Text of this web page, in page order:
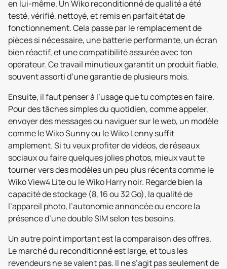
en lui-même. Un Wiko reconditionné de qualité a été
testé, vérifié, nettoyé, et remis en parfait état de
fonctionnement. Cela passe par le remplacement de
pièces si nécessaire, une batterie performante, un écran
bien réactif, et une compatibilité assurée avec ton
opérateur. Ce travail minutieux garantit un produit fiable,
souvent assorti d’une garantie de plusieurs mois.
Ensuite, il faut penser à l’usage que tu comptes en faire.
Pour des tâches simples du quotidien, comme appeler,
envoyer des messages ou naviguer sur le web, un modèle
comme le Wiko Sunny ou le Wiko Lenny suffit
amplement. Si tu veux profiter de vidéos, de réseaux
sociaux ou faire quelques jolies photos, mieux vaut te
tourner vers des modèles un peu plus récents comme le
Wiko View4 Lite ou le Wiko Harry noir. Regarde bien la
capacité de stockage (8, 16 ou 32 Go), la qualité de
l’appareil photo, l’autonomie annoncée ou encore la
présence d’une double SIM selon tes besoins.
Un autre point important est la comparaison des offres.
Le marché du reconditionné est large, et tous les
revendeurs ne se valent pas. Il ne s’agit pas seulement de